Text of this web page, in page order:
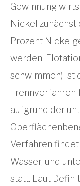
Gewinnung
Nickel
Prozent
werden.
schwimmen) ist
Trennverfahren
aufgrund der
Verfahren
Wasser, und
statt. Laut